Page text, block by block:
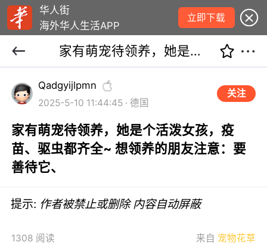
华人街
海外华人生活APP
立即下载
家有萌宠待领养，她是个活泼女孩，疫苗、驱虫都齐全~ 想领养的朋友注意：要善待它、
Qadgyijlpmn
2025-5-10 11:44:45 · 德国
关注
家有萌宠待领养，她是个活泼女孩，疫
苗、驱虫都齐全~ 想领养的朋友注意：要
善待它、
提示: 作者被禁止或删除 内容自动屏蔽
1308 阅读 来自 宠物花草